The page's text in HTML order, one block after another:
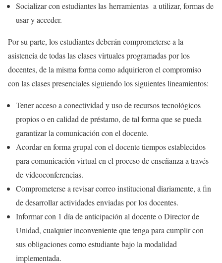
Socializar con estudiantes las herramientas a utilizar, formas de
usar y acceder.
Por su parte, los estudiantes deberán comprometerse a la
asistencia de todas las clases virtuales programadas por los
docentes, de la misma forma como adquirieron el compromiso
con las clases presenciales siguiendo los siguientes lineamientos:
Tener acceso a conectividad y uso de recursos tecnológicos
propios o en calidad de préstamo, de tal forma que se pueda
garantizar la comunicación con el docente.
Acordar en forma grupal con el docente tiempos establecidos
para comunicación virtual en el proceso de enseñanza a través
de videoconferencias.
Comprometerse a revisar correo institucional diariamente, a fin
de desarrollar actividades enviadas por los docentes.
Informar con 1 día de anticipación al docente o Director de
Unidad, cualquier inconveniente que tenga para cumplir con
sus obligaciones como estudiante bajo la modalidad
implementada.